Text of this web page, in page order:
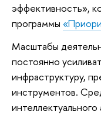
эффективность»,
программы
Масштабы
постоянно
инфраструктуру,
инструментов.